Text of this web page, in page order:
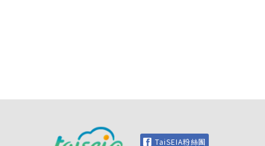
TaiSEIA粉絲團